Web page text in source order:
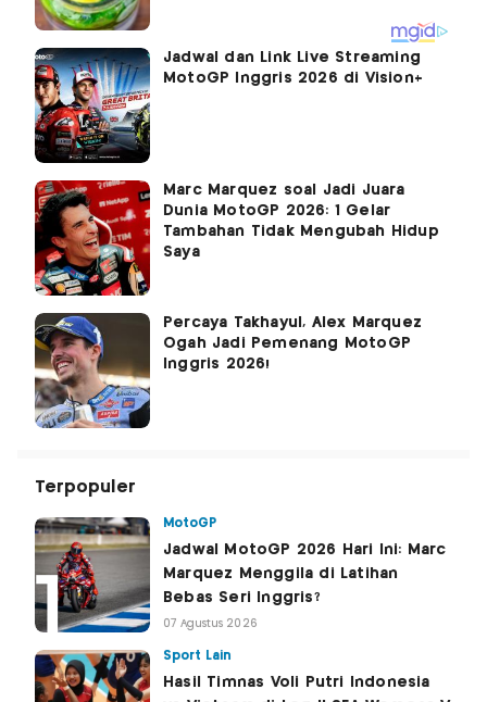
Jadwal dan Link Live Streaming
MotoGP Inggris 2026 di Vision+
Marc Marquez soal Jadi Juara
Dunia MotoGP 2026: 1 Gelar
Tambahan Tidak Mengubah Hidup
Saya
Percaya Takhayul, Alex Marquez
Ogah Jadi Pemenang MotoGP
Inggris 2026!
Terpopuler
MotoGP
Jadwal MotoGP 2026 Hari Ini: Marc
Marquez Menggila di Latihan
Bebas Seri Inggris?
07 Agustus 2026
Sport Lain
Hasil Timnas Voli Putri Indonesia